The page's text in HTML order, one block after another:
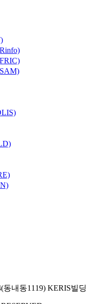
내동1119) KERIS빌딩